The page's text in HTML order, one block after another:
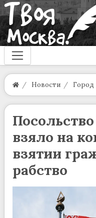
Новости Город
взяло на
взятии
рабство